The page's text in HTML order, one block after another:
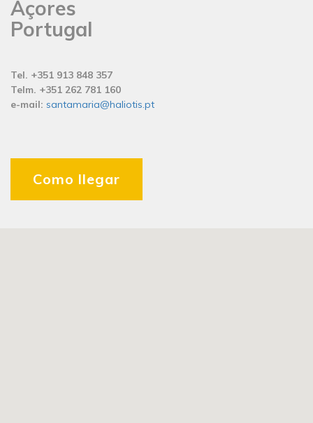
Açores
Portugal
Tel. +351 913 848 357
Telm. +351 262 781 160
e-mail: santamaria@haliotis.pt
Como llegar